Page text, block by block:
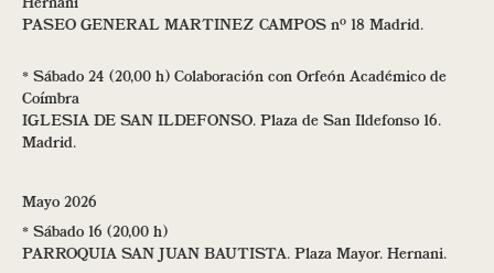
PASEO GENERAL MARTINEZ CAMPOS nº 18 Madrid.
* Sábado 24 (20,00 h) Colaboración con Orfeón Académico de
Coímbra
IGLESIA DE SAN ILDEFONSO. Plaza de San Ildefonso 16.
Madrid.
Mayo 2026
* Sábado 16 (20,00 h)
PARROQUIA SAN JUAN BAUTISTA. Plaza Mayor. Hernani.